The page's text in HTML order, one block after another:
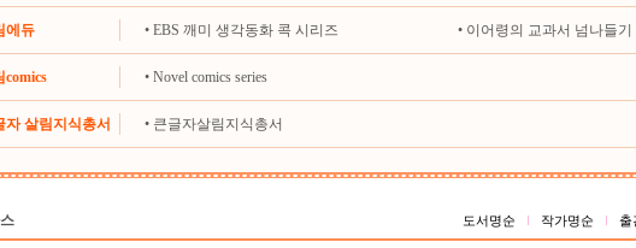
에듀 • EBS 깨미 생각동화 콕 시리즈 • 이어령의 교과서 넘나들기
comics • Novel comics series
자 살림지식총서 • 큰글자살림지식총서
도서명순 작가명순 출